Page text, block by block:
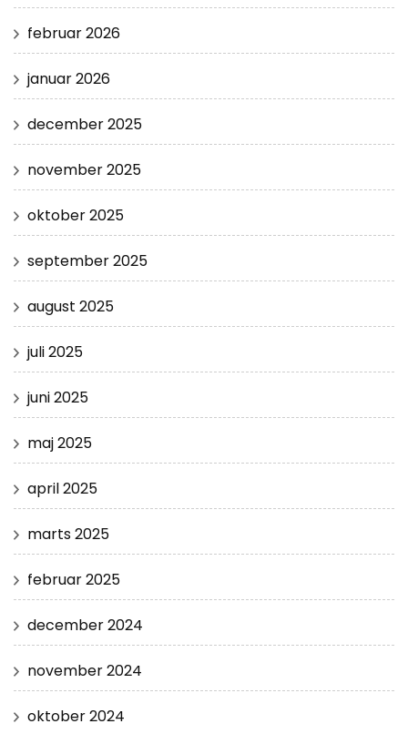
februar 2026
januar 2026
december 2025
november 2025
oktober 2025
september 2025
august 2025
juli 2025
juni 2025
maj 2025
april 2025
marts 2025
februar 2025
december 2024
november 2024
oktober 2024